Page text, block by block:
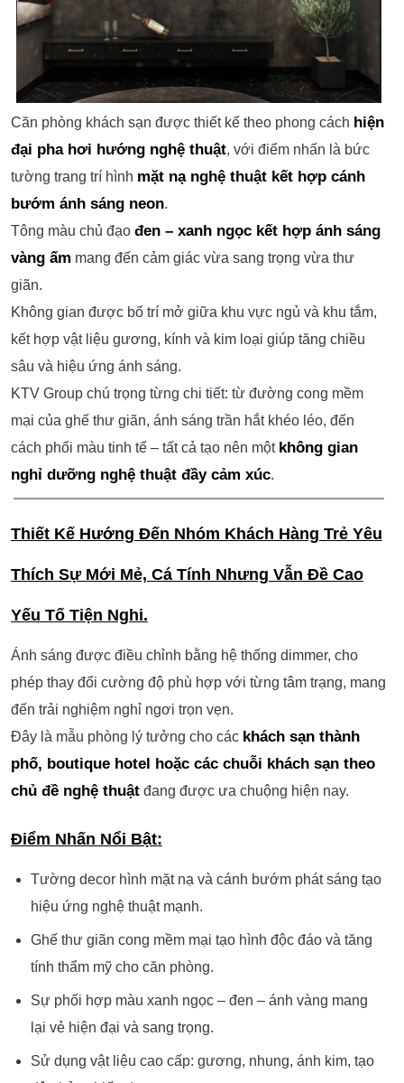
Căn phòng khách sạn được thiết kế theo phong cách hiện
đại pha hơi hướng nghệ thuật, với điểm nhấn là bức
tường trang trí hình mặt nạ nghệ thuật kết hợp cánh
bướm ánh sáng neon.
Tông màu chủ đạo đen – xanh ngọc kết hợp ánh sáng
vàng ấm mang đến cảm giác vừa sang trọng vừa thư
giãn.
Không gian được bố trí mở giữa khu vực ngủ và khu tắm,
kết hợp vật liệu gương, kính và kim loại giúp tăng chiều
sâu và hiệu ứng ánh sáng.
KTV Group chú trọng từng chi tiết: từ đường cong mềm
mại của ghế thư giãn, ánh sáng trần hắt khéo léo, đến
cách phối màu tinh tế – tất cả tạo nên một không gian
nghỉ dưỡng nghệ thuật đầy cảm xúc.
Thiết Kế Hướng Đến Nhóm Khách Hàng Trẻ Yêu
Thích Sự Mới Mẻ, Cá Tính Nhưng Vẫn Đề Cao
Yếu Tố Tiện Nghi.
Ánh sáng được điều chỉnh bằng hệ thống dimmer, cho
phép thay đổi cường độ phù hợp với từng tâm trạng, mang
đến trải nghiệm nghỉ ngơi trọn vẹn.
Đây là mẫu phòng lý tưởng cho các khách sạn thành
phố, boutique hotel hoặc các chuỗi khách sạn theo
chủ đề nghệ thuậtđang được ưa chuộng hiện nay.
Điểm Nhấn Nổi Bật:
Tường decor hình mặt nạ và cánh bướm phát sáng tạo
hiệu ứng nghệ thuật mạnh.
Ghế thư giãn cong mềm mại tạo hình độc đáo và tăng
tính thẩm mỹ cho căn phòng.
Sự phối hợp màu xanh ngọc – đen – ánh vàng mang
lại vẻ hiện đại và sang trọng.
Sử dụng vật liệu cao cấp: gương, nhung, ánh kim, tạo